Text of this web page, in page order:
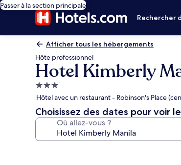
Passer à la section principale
Rechercher
Afficher tous les hébergements
Hôte professionnel
Hotel Kimberly
Hébergement
3.0 étoiles
Hôtel avec un restaurant - Robinson's Place
Choisissez des dates pour voir
Où allez-vous ?